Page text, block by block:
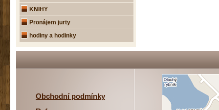
KNIHY
Pronájem jurty
hodiny a hodinky
Obchodní podmínky